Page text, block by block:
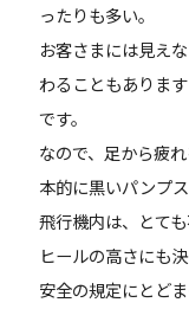
ったりも多い。
お客さまには見え
わることもありま
です。
なので、足から疲
本的に黒いパンプ
飛行機内は、とて
ヒールの高さにも
安全の規定にとど